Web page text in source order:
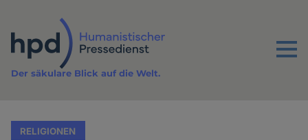
Inhalt
Menu
Der säkulare Blick auf die Welt.
RELIGIONEN